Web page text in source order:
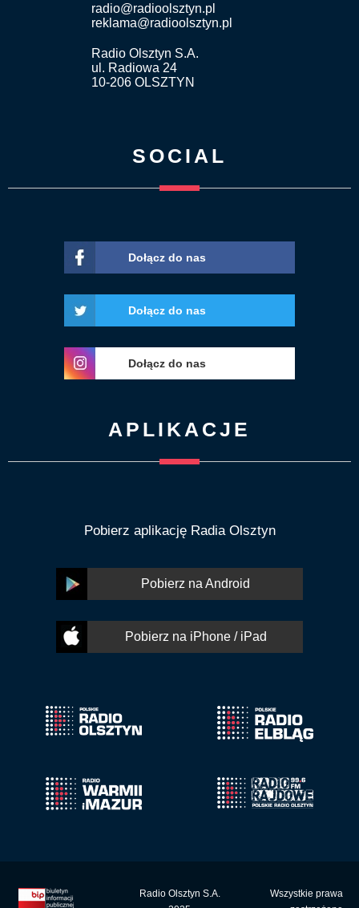
radio@radioolsztyn.pl
reklama@radioolsztyn.pl
Radio Olsztyn S.A.
ul. Radiowa 24
10-206 OLSZTYN
SOCIAL
Dołącz do nas
Dołącz do nas
Dołącz do nas
APLIKACJE
Pobierz aplikację Radia Olsztyn
Pobierz na Android
Pobierz na iPhone / iPad
Radio Olsztyn S.A.
Wszystkie prawa